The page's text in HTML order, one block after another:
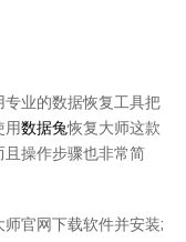
业的数据恢复工具把
用数据兔恢复大师这款
操作步骤也非常简
官网下载软件并安装;